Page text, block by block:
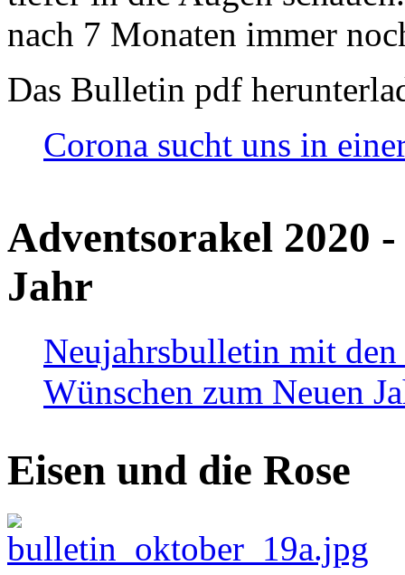
nach 7 Monaten immer
Das Bulletin pdf
Corona sucht uns in
Adventsorakel 2020
Jahr
Neujahrsbulletin mit den
Wünschen zum Neuen
Eisen und die Rose